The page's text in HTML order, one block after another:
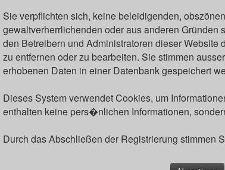
Sie verpflichten sich, keine beleidigenden,
gewaltverherrlichenden oder aus anderen Gründen
den Betreibern und Administratoren dieser
zu entfernen oder zu bearbeiten. Sie stimmen
erhobenen Daten in einer Datenbank gespeichert
Dieses System verwendet Cookies, um
enthalten keine pers�nlichen Informationen,
Durch das Abschließen der Registrierung stimmen